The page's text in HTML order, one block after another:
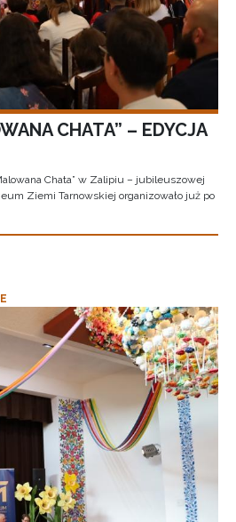
CHATA” – EDYCJA
Chata” w Zalipiu – jubileuszowej
Ziemi Tarnowskiej organizowało już po